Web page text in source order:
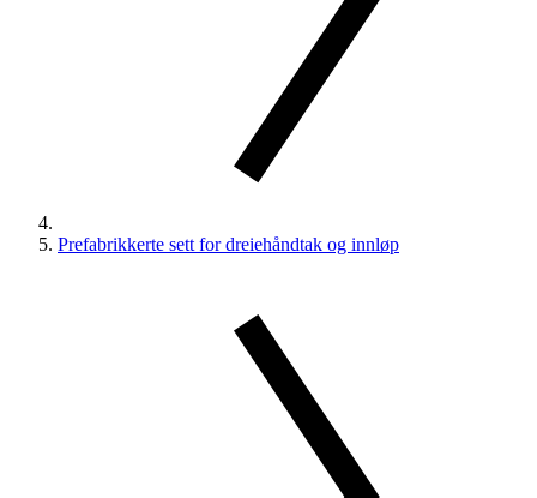
Prefabrikkerte sett for dreiehåndtak og innløp